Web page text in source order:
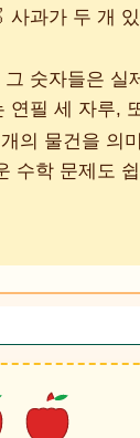
과가 두 개
숫자들은 실
연필 세 자루,
의 물건을 의
수학 문제도